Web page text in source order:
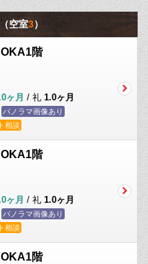
（空室3）
階
ヶ月 / 礼 1.0ヶ月
パノラマ画像あり
相談
階
ヶ月 / 礼 1.0ヶ月
パノラマ画像あり
相談
階